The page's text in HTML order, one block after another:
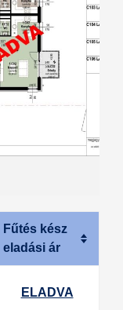
Fűtés kész
eladási ár
ELADVA